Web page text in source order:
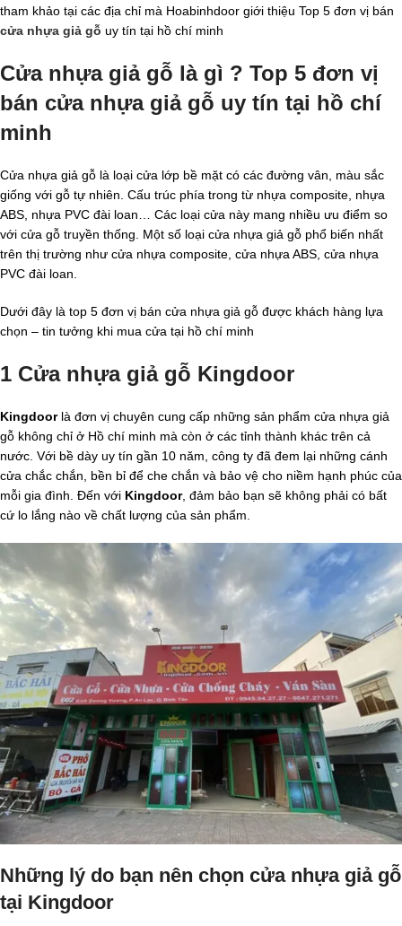
tham khảo tại các địa chỉ mà Hoabinhdoor giới thiệu Top 5 đơn vị bán
cửa nhựa giả gỗ uy tín tại hồ chí minh
Cửa nhựa giả gỗ là gì ? Top 5 đơn vị
bán cửa nhựa giả gỗ uy tín tại hồ chí
minh
Cửa nhựa giả gỗ là loại cửa lớp bề mặt có các đường vân, màu sắc
giống với gỗ tự nhiên. Cấu trúc phía trong từ nhựa composite, nhựa
ABS, nhựa PVC đài loan… Các loại cửa này mang nhiều ưu điểm so
với cửa gỗ truyền thống. Một số loại cửa nhựa giả gỗ phổ biến nhất
trên thị trường như cửa nhựa composite, cửa nhựa ABS, cửa nhựa
PVC đài loan.
Dưới đây là top 5 đơn vị bán cửa nhựa giả gỗ được khách hàng lựa
chọn – tin tưởng khi mua cửa tại hồ chí minh
1 Cửa nhựa giả gỗ Kingdoor
Kingdoorlà đơn vị chuyên cung cấp những sản phẩm cửa nhựa giả
gỗ không chỉ ở Hồ chí minh mà còn ở các tỉnh thành khác trên cả
nước. Với bề dày uy tín gần 10 năm, công ty đã đem lại những cánh
cửa chắc chắn, bền bỉ để che chắn và bảo vệ cho niềm hạnh phúc của
mỗi gia đình. Đến với Kingdoor, đảm bảo bạn sẽ không phải có bất
cứ lo lắng nào về chất lượng của sản phẩm.
Những lý do bạn nên chọn cửa nhựa giả gỗ
tại Kingdoor